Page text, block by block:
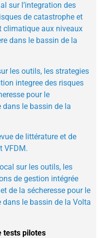
sur l’integration des
de catastrophe et
climatique aux niveaux
dans le bassin de la
les outils, les strategies
integree des risques
pour le
dans le bassin de la
de littérature et de
VFDM.
sur les outils, les
de gestion intégrée
de la sécheresse pour le
le bassin de la Volta
tests pilotes